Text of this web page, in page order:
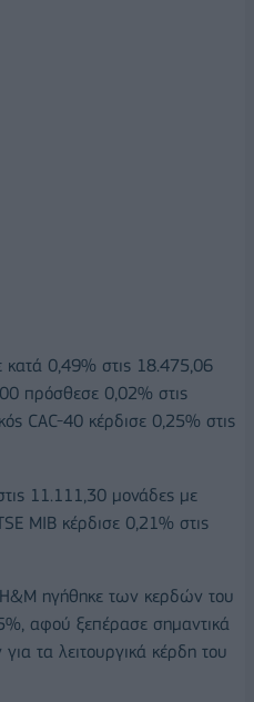
κατά 0,49% στις 18.475,06
πρόσθεσε 0,02% στις
CAC-40 κέρδισε 0,25% στις
11.111,30 μονάδες με
MIB κέρδισε 0,21% στις
H&M ηγήθηκε των κερδών του
αφού ξεπέρασε σημαντικά
τα λειτουργικά κέρδη του